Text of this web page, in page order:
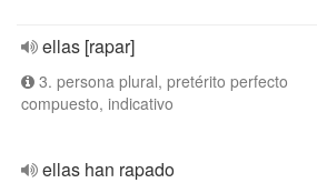
ellas [rapar]
3. persona plural, pretérito perfecto
compuesto, indicativo
ellas han rapado